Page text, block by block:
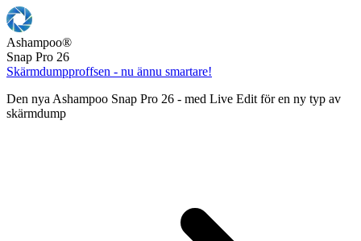
Ashampoo®
Snap Pro 26
Skärmdumpproffsen - nu ännu smartare!
Den nya Ashampoo Snap Pro 26 - med Live Edit för en ny typ av
skärmdump